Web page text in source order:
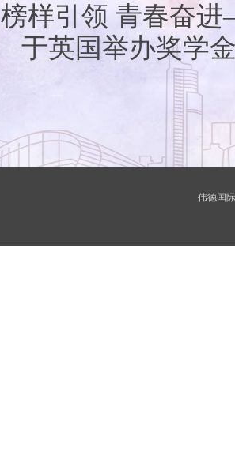
榜样引领 青春奋
于英国举办奖学
伟德国